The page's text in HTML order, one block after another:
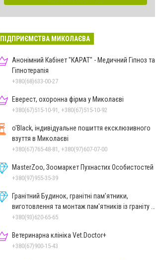
ПІДПРИЄМСТВА МИКОЛАЄВА
Анонімний Кабінет "КАРАТ" - Медичний Гіпноз та
Гіпнотерапія
+380(68)633-00-27
Еверест, охоронна фірма у Миколаєві
+380(67)515-10-91, +380(67)515-10-92
o'Black, індивідуальне пошиття ексклюзивного
взуття в Миколаєві
+380(67)765-48-81, +380(97)607-07-00
MasterZoo, Зоомаркет Пухнастих Особистостей
+380(97)955-35-39
Гранітний Будинок, гранітні пам'ятники,
виготовлення та монтаж пам'ятників із граніту в
Миколаєві
+380(93)620-65-65
Ветеринарна клініка Vet.Doctor+
+380(67)900-15-43